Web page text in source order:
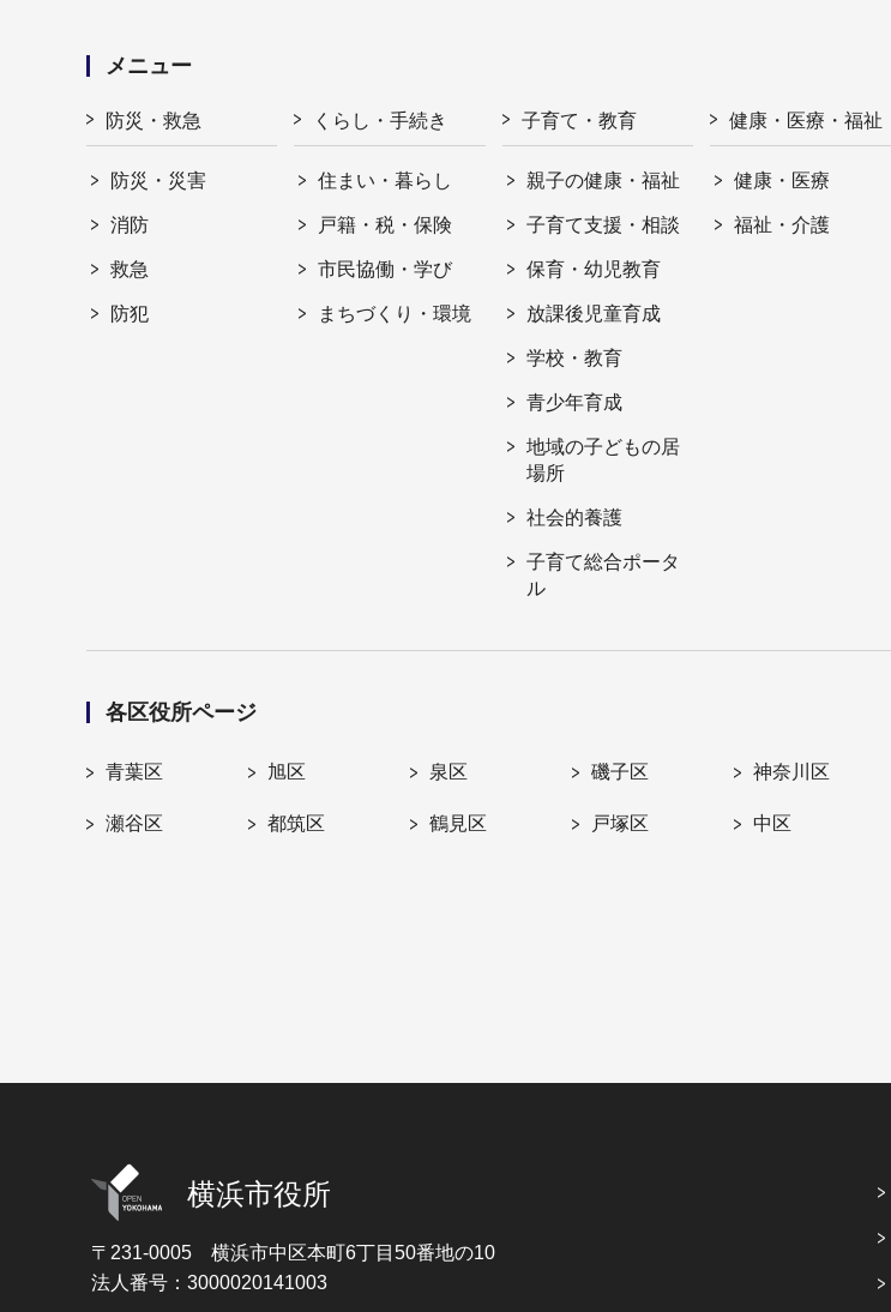
メニュー
防災・救急
防災・災害
消防
救急
防犯
くらし・手続き
住まい・暮らし
戸籍・税・保険
市民協働・学び
まちづくり・環境
子育て・教育
親子の健康・福祉
子育て支援・相談
保育・幼児教育
放課後児童育成
学校・教育
青少年育成
地域の子どもの居
場所
社会的養護
子育て総合ポータ
ル
健康・医療・福祉
健康・医療
福祉・介護
各区役所ページ
青葉区 旭区 泉区 磯子区 神奈川区
瀬谷区 都筑区 鶴見区 戸塚区 中区
横浜市役所
〒231-0005 横浜市中区本町6丁目50番地の10
法人番号：3000020141003